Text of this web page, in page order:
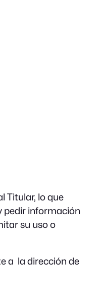
Titular, lo que
pedir información
su uso o
a la dirección de